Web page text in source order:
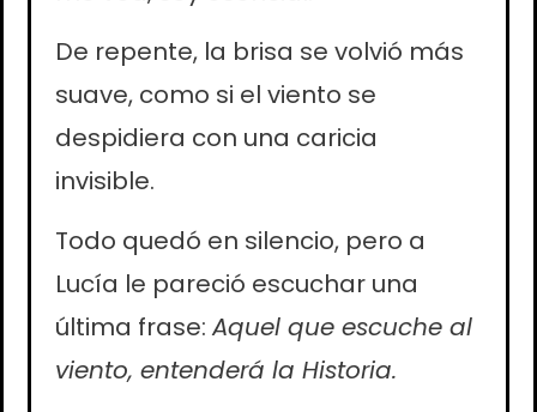
De repente, la brisa se volvió más
suave, como si el viento se
despidiera con una caricia
invisible.
Todo quedó en silencio, pero a
Lucía le pareció escuchar una
última frase: Aquel que escuche al
viento, entenderá la Historia.